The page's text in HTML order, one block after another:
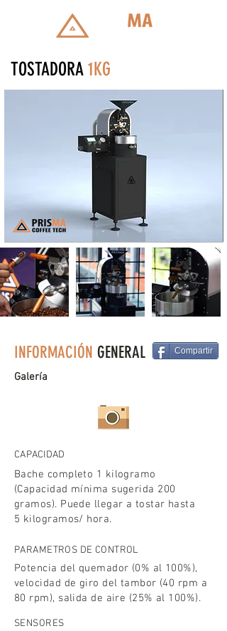
TOSTADORA1KG
Compartir
INFORMACIÓN GENERAL
Galería
CAPACIDAD
Bache completo 1 kilogramo
(Capacidad mínima sugerida 200
gramos). Puede llegar a tostar hasta
5 kilogramos/ hora.
PARAMETROS DE CONTROL
Potencia del quemador (0% al 100%),
velocidad de giro del tambor (40 rpm a
80 rpm), salida de aire (25% al 100%).
SENSORES